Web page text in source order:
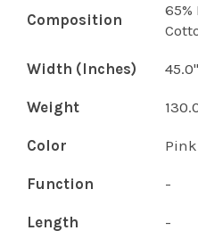
Composition
65%
Width (Inches) 45.0"
Weight
Color Pink
Function -
Length -